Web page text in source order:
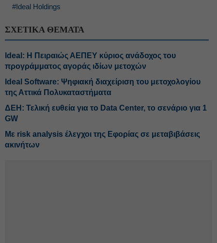
#Ideal Holdings
ΣΧΕΤΙΚΑ ΘΕΜΑΤΑ
Ideal: Η Πειραιώς ΑΕΠΕΥ κύριος ανάδοχος του
προγράμματος αγοράς ιδίων μετοχών
Ideal Software: Ψηφιακή διαχείριση του μετοχολογίου
της Αττικά Πολυκαταστήματα
ΔΕΗ: Τελική ευθεία για το Data Center, το σενάριο για 1
GW
Με risk analysis έλεγχοι της Εφορίας σε μεταβιβάσεις
ακινήτων